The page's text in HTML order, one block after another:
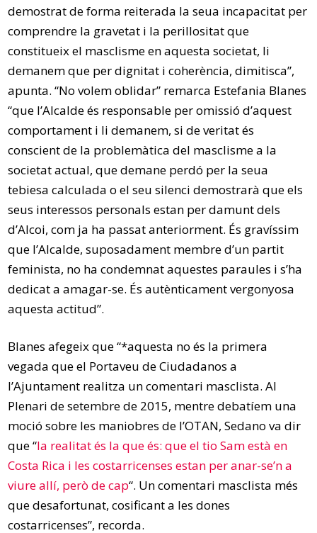
demostrat de forma reiterada la seua incapacitat per
comprendre la gravetat i la perillositat que
constitueix el masclisme en aquesta societat, li
demanem que per dignitat i coherència, dimitisca”,
apunta. “No volem oblidar” remarca Estefania Blanes
“que l’Alcalde és responsable per omissió d’aquest
comportament i li demanem, si de veritat és
conscient de la problemàtica del masclisme a la
societat actual, que demane perdó per la seua
tebiesa calculada o el seu silenci demostrarà que els
seus interessos personals estan per damunt dels
d’Alcoi, com ja ha passat anteriorment. És gravíssim
que l’Alcalde, suposadament membre d’un partit
feminista, no ha condemnat aquestes paraules i s’ha
dedicat a amagar-se. És autènticament vergonyosa
aquesta actitud”.
Blanes afegeix que “*aquesta no és la primera
vegada que el Portaveu de Ciudadanos a
l’Ajuntament realitza un comentari masclista. Al
Plenari de setembre de 2015, mentre debatíem una
moció sobre les maniobres de l’OTAN, Sedano va dir
que “la realitat és la que és: que el tio Sam està en
Costa Rica i les costarricenses estan per anar-se’n a
viure allí, però de cap“. Un comentari masclista més
que desafortunat, cosificant a les dones
costarricenses”, recorda.